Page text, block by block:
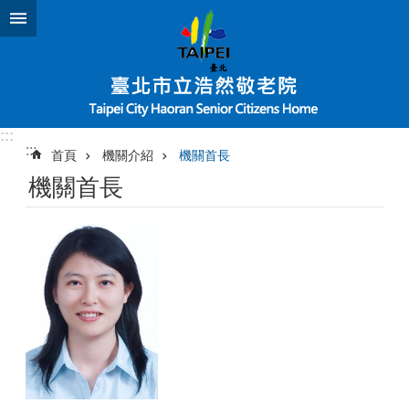
跳到主要內容區塊
:::
:::
首頁 機關介紹 機關首長
機關首長